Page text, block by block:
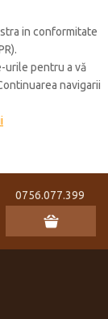
in conformitate
urile pentru a vă
navigarii
0756.077.399